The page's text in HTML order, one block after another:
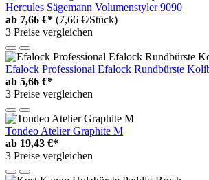
Hercules Sägemann Volumenstyler 9090
ab 7,66 €* (7,66 €/Stück)
3 Preise vergleichen
Efalock Professional Efalock Rundbürste
ab 5,66 €*
3 Preise vergleichen
Tondeo Atelier Graphite M
ab 19,43 €*
3 Preise vergleichen